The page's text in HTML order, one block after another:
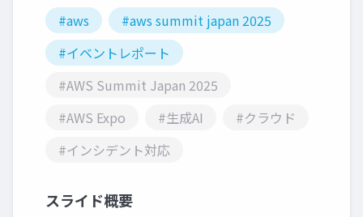
#aws
#aws summit japan 2025
#イベントレポート
#AWS Summit Japan 2025
#AWS Expo
#生成AI
#クラウド
#インシデント対応
スライド概要